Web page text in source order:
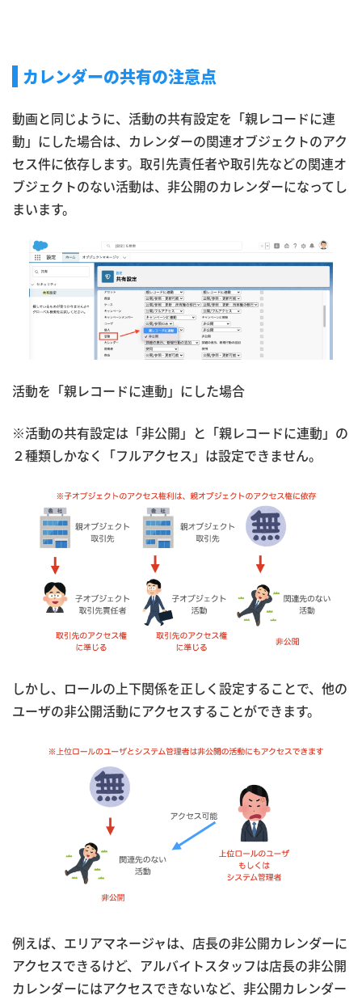
カレンダーの共有の注意点
動画と同じように、活動の共有設定を「親レコードに連
動」にした場合は、カレンダーの関連オブジェクトのアク
セス件に依存します。取引先責任者や取引先などの関連オ
ブジェクトのない活動は、非公開のカレンダーになってし
まいます。
活動を「親レコードに連動」にした場合
※活動の共有設定は「非公開」と「親レコードに連動」の
２種類しかなく「フルアクセス」は設定できません。
しかし、ロールの上下関係を正しく設定することで、他の
ユーザの非公開活動にアクセスすることができます。
例えば、エリアマネージャは、店長の非公開カレンダーに
アクセスできるけど、アルバイトスタッフは店長の非公開
カレンダーにはアクセスできないなど、非公開カレンダー